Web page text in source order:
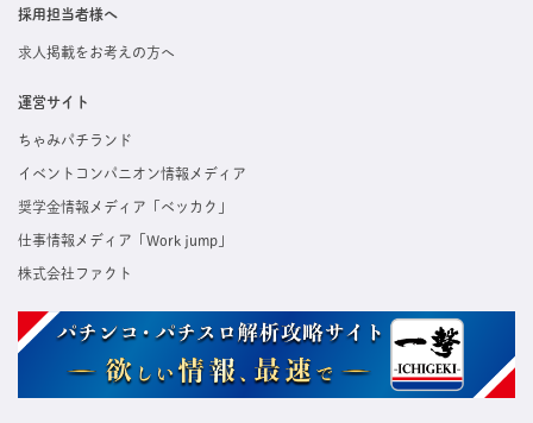
採用担当者様へ
求人掲載をお考えの方へ
運営サイト
ちゃみパチランド
イベントコンパニオン情報メディア
奨学金情報メディア「ベッカク」
仕事情報メディア「Work jump」
株式会社ファクト